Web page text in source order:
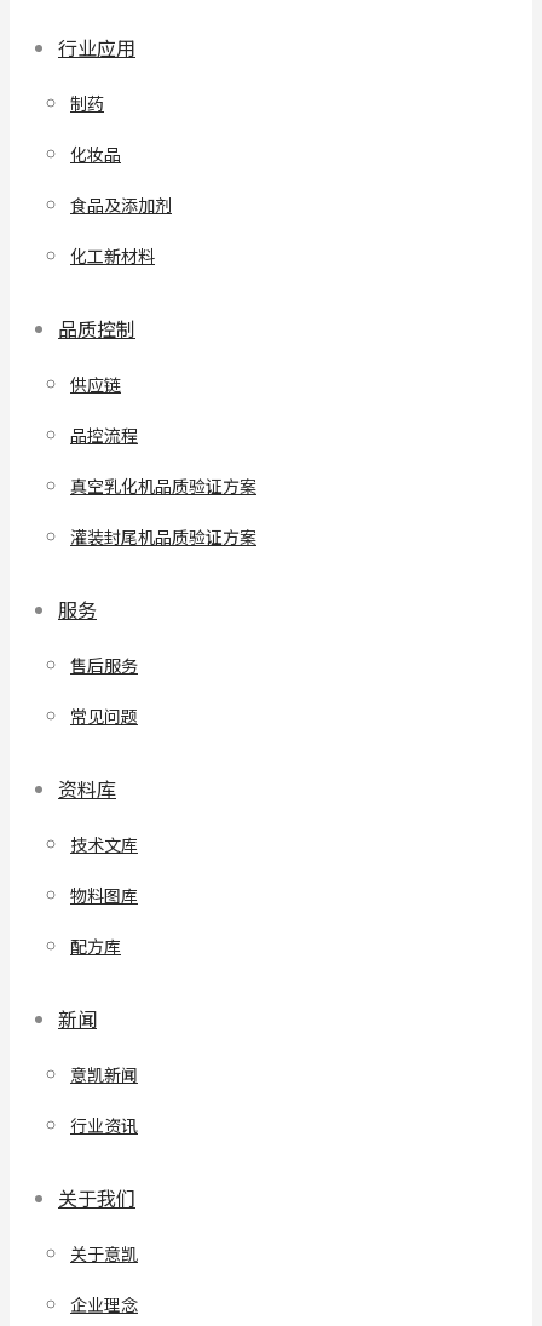
行业应用
制药
化妆品
食品及添加剂
化工新材料
品质控制
供应链
品控流程
真空乳化机品质验证方案
灌装封尾机品质验证方案
服务
售后服务
常见问题
资料库
技术文库
物料图库
配方库
新闻
意凯新闻
行业资讯
关于我们
关于意凯
企业理念